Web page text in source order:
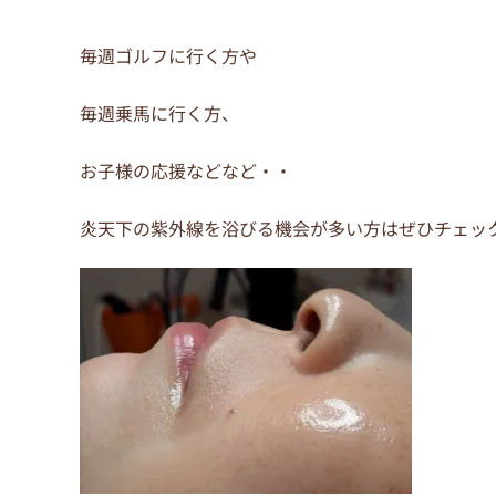
o
k
毎週ゴルフに行く方や
毎週乗馬に行く方、
お子様の応援などなど・・
炎天下の紫外線を浴びる機会が多い方はぜひチェッ